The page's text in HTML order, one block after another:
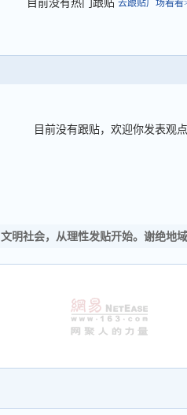
目前没有热门跟贴 去跟贴广场看看
目前没有跟贴，欢迎你发表观点
文明社会，从理性发贴开始。谢绝地